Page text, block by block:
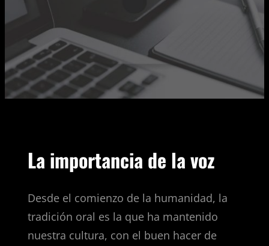
La importancia de la voz
Desde el comienzo de la humanidad, la
tradición oral es la que ha mantenido
nuestra cultura, con el buen hacer de